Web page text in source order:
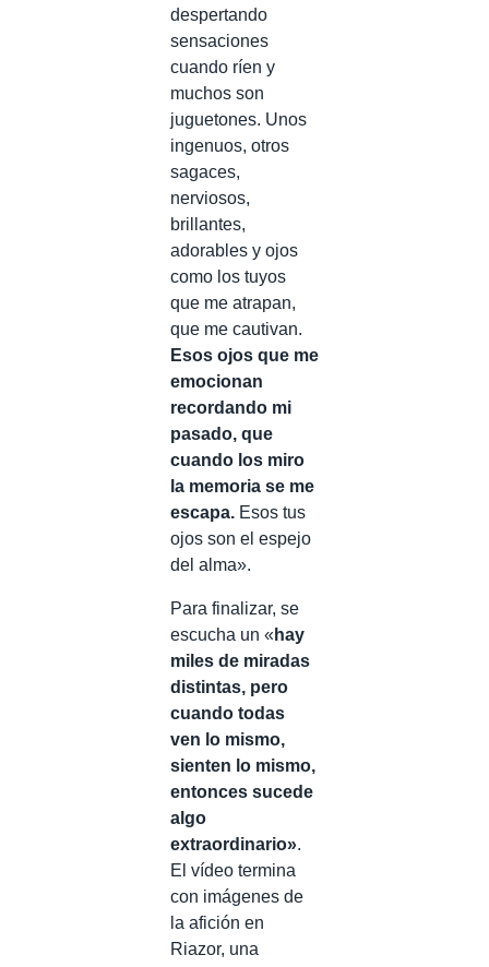
despertando
sensaciones
cuando ríen y
muchos son
juguetones. Unos
ingenuos, otros
sagaces,
nerviosos,
brillantes,
adorables y ojos
como los tuyos
que me atrapan,
que me cautivan.
Esos ojos que me
emocionan
recordando mi
pasado, que
cuando los miro
la memoria se me
escapa. Esos tus
ojos son el espejo
del alma».
Para finalizar, se
escucha un « hay
miles de miradas
distintas, pero
cuando todas
ven lo mismo,
sienten lo mismo,
entonces sucede
algo
extraordinario».
El vídeo termina
con imágenes de
la afición en
Riazor, una